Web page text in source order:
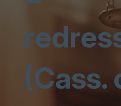
(Cass.